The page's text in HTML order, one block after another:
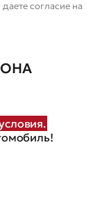
согласие на